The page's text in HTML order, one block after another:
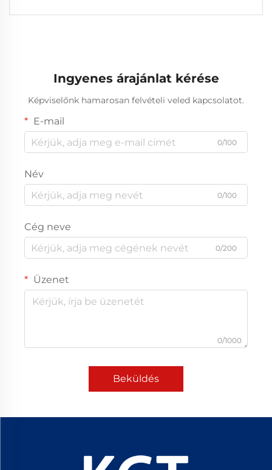
Ingyenes árajánlat kérése
Képviselőnk hamarosan felvételi veled kapcsolatot.
E-mail
0/100
Név
0/100
Cég neve
0/200
Üzenet
0/1000
Beküldés